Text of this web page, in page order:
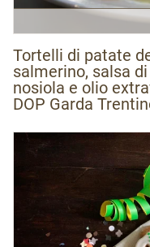
Tortelli di patate
salmerino, salsa
nosiola e olio
DOP Garda